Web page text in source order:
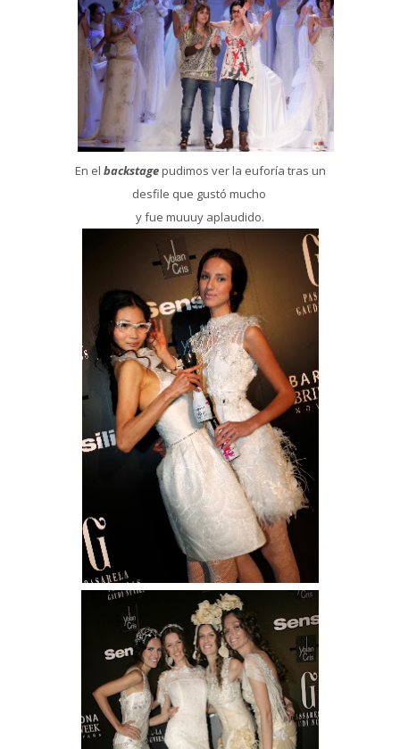
En el backstagepudimos ver la euforía tras un
desfile que gustó mucho
y fue muuuy aplaudido.